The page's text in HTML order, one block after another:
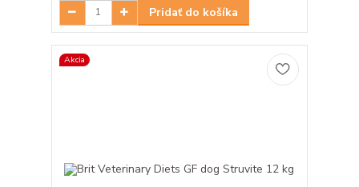
Pridať do košíka
Akcia